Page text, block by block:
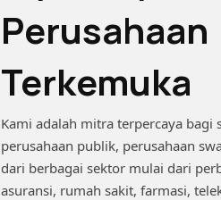
Perusahaan
Terkemuka
Kami adalah mitra terpercaya bagi
perusahaan publik, perusahaan
dari berbagai sektor mulai dari
asuransi, rumah sakit, farmasi,